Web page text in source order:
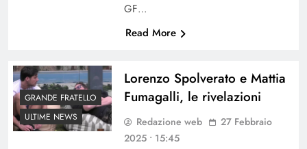
GF…
Read More
GRANDE FRATELLO
ULTIME NEWS
Lorenzo Spolverato e Mattia
Fumagalli, le rivelazioni
Redazione web
27 Febbraio
2025 • 15:45